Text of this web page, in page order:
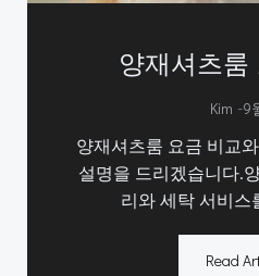
양재셔츠룸
Kim -9
양재셔츠룸 요금 비교
설명을 드리겠습니다.
리와 세탁 서비스
Read